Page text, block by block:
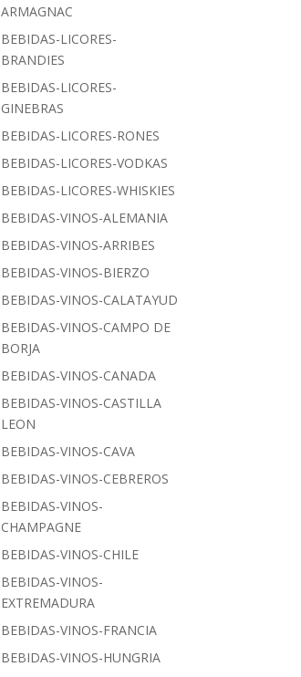
ARMAGNAC
BEBIDAS-LICORES-
BRANDIES
BEBIDAS-LICORES-
GINEBRAS
BEBIDAS-LICORES-RONES
BEBIDAS-LICORES-VODKAS
BEBIDAS-LICORES-WHISKIES
BEBIDAS-VINOS-ALEMANIA
BEBIDAS-VINOS-ARRIBES
BEBIDAS-VINOS-BIERZO
BEBIDAS-VINOS-CALATAYUD
BEBIDAS-VINOS-CAMPO DE
BORJA
BEBIDAS-VINOS-CANADA
BEBIDAS-VINOS-CASTILLA
LEON
BEBIDAS-VINOS-CAVA
BEBIDAS-VINOS-CEBREROS
BEBIDAS-VINOS-
CHAMPAGNE
BEBIDAS-VINOS-CHILE
BEBIDAS-VINOS-
EXTREMADURA
BEBIDAS-VINOS-FRANCIA
BEBIDAS-VINOS-HUNGRIA